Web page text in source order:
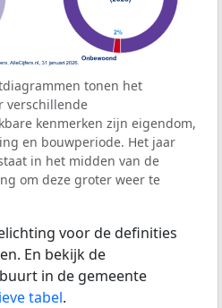
tonen het
verschillende
kenmerken zijn eigendom,
en bouwperiode. Het jaar
in het midden van de
om deze groter weer te
voor de definities
En bekijk de
in de gemeente
tabel.